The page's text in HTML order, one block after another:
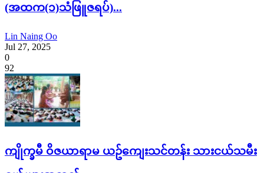
(အထက(၁)သံဖြူဇရပ်)...
Lin Naing Oo
Jul 27, 2025
0
92
ကျိုက္ခမီ ဝိဇယာရာမ ယဥ်ကျေးသင်တန်း သားငယ်သမီး